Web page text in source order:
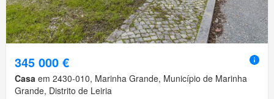
345 000 €
Casa em 2430-010, Marinha Grande, Município de Marinha
Grande, Distrito de Leiria